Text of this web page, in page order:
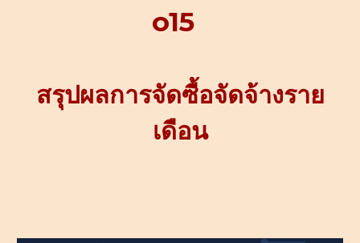
o15
สรุปผลการจัดซื้อจัดจ้างราย
เดือน